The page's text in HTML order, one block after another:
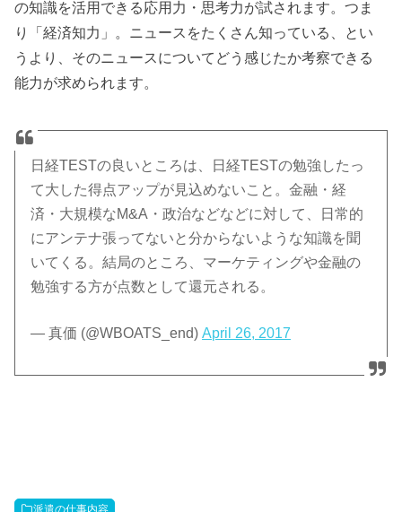
の知識を活用できる応用力・思考力が試されます。つま
り「経済知力」。ニュースをたくさん知っている、とい
うより、そのニュースについてどう感じたか考察できる
能力が求められます。
日経TESTの良いところは、日経TESTの勉強したっ
て大した得点アップが見込めないこと。金融・経
済・大規模なM&A・政治などなどに対して、日常的
にアンテナ張ってないと分からないような知識を聞
いてくる。結局のところ、マーケティングや金融の
勉強する方が点数として還元される。
— 真価 (@WBOATS_end)April 26, 2017
派遣の仕事内容